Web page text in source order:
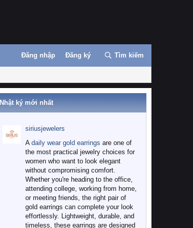
Đăng nhập Đăng ký Tìm kiếm
Nhật ký mới nhất
siriusjewelers
A daily wear gold earrings are one of
the most practical jewelry choices for
women who want to look elegant
without compromising comfort.
Whether you're heading to the office,
attending college, working from home,
or meeting friends, the right pair of
gold earrings can complete your look
effortlessly. Lightweight, durable, and
timeless, these earrings are designed